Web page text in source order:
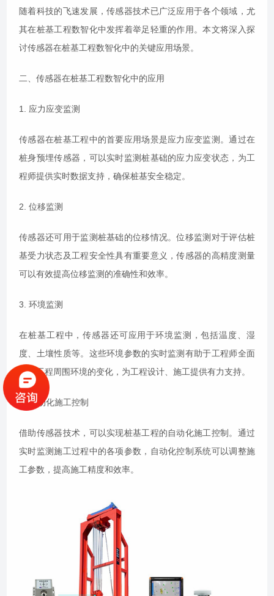
随着科技的飞速发展，传感器技术已广泛应用于各个领域，尤
其在桩基工程数智化中发挥着举足轻重的作用。本文将深入探
讨传感器在桩基工程数智化中的关键应用场景。
二、传感器在桩基工程数智化中的应用
1. 应力应变监测
传感器在桩基工程中的首要应用场景是应力应变监测。通过在
桩身预埋传感器，可以实时监测桩基础的应力应变状态，为工
程师提供实时数据支持，确保桩基安全稳定。
2. 位移监测
传感器还可用于监测桩基础的位移情况。位移监测对于评估桩
基受力状态及工程安全性具有重要意义，传感器的高精度测量
可以有效提高位移监测的准确性和效率。
3. 环境监测
在桩基工程中，传感器还可应用于环境监测，包括温度、湿
度、土壤性质等。这些环境参数的实时监测有助于工程师全面
了解工程周围环境的变化，为工程设计、施工提供有力支持。
4. 自动化施工控制
借助传感器技术，可以实现桩基工程的自动化施工控制。通过
实时监测施工过程中的各项参数，自动化控制系统可以调整施
工参数，提高施工精度和效率。